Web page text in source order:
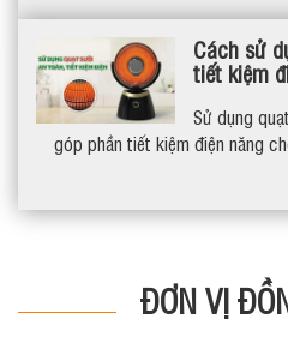
Cách sử
tiết kiệm
Sử dụng
góp phần tiết kiệm điện năng
ĐƠN VỊ